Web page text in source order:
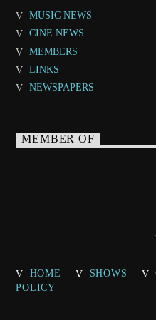
MUSIC NEWS
CINE NEWS
MEMBERS
LINKS
NEWSPAPERS
MEMBER OF
HOME SHOWS
POLICY